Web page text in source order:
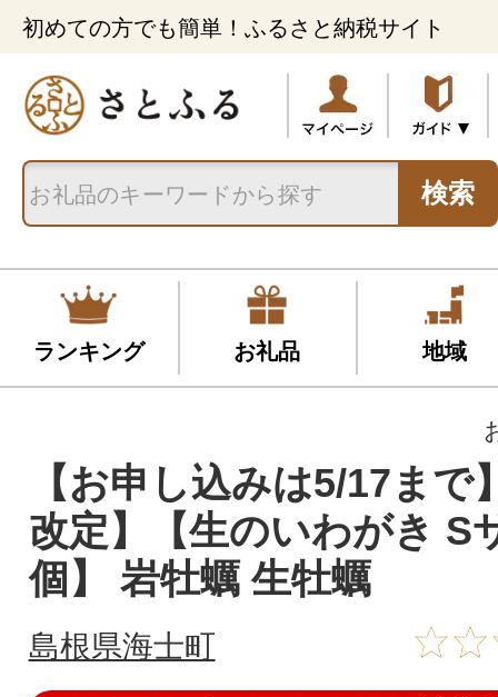
初めての方でも簡単！ふるさと納税サイト
検索
ランキング お礼品 地域
【お申し込みは5/17まで
改定】【生のいわがき S
個】 岩牡蠣 生牡蠣
島根県海士町